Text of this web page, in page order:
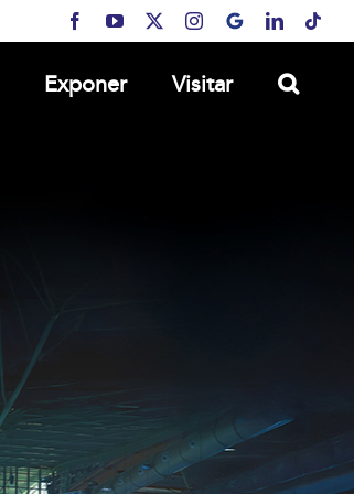
FacebookYouTube Instagram
MyBusinessLinkedIn
Exponer Visitar